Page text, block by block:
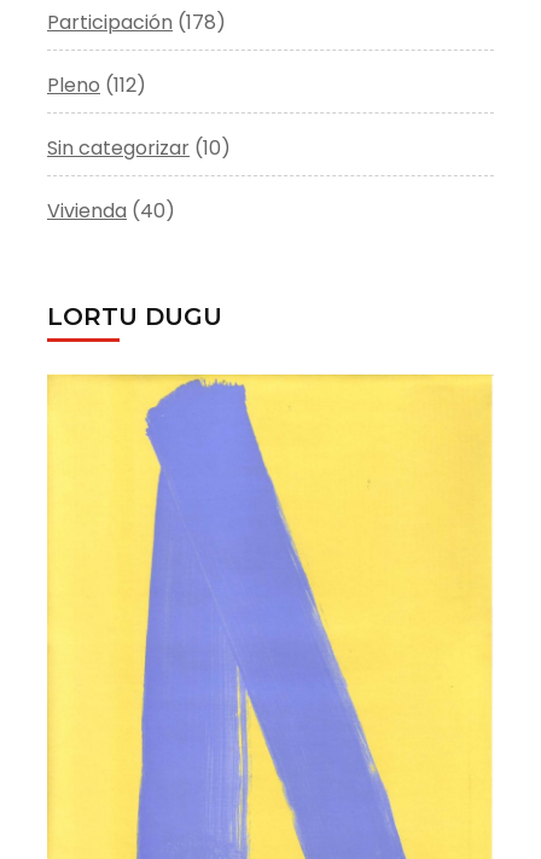
Participación (178)
Pleno (112)
Sin categorizar (10)
Vivienda (40)
LORTU DUGU